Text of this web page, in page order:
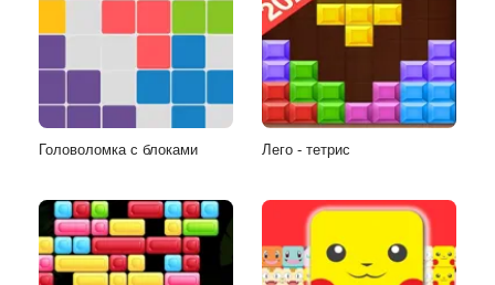
Головоломка с блоками Лего - тетрис